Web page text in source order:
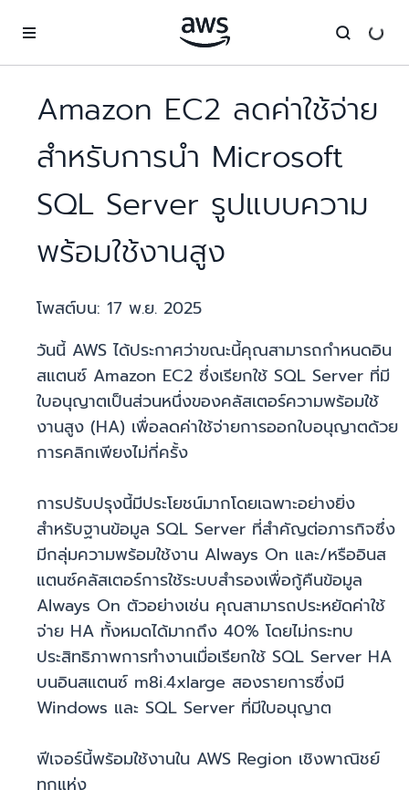
Amazon EC2 ลดค่าใช้จ่าย
สำหรับการนำ Microsoft
SQL Server รูปแบบความ
พร้อมใช้งานสูง
โพสต์บน: 17 พ.ย. 2025
วันนี้ AWS ได้ประกาศว่าขณะนี้คุณสามารถกำหนดอิน
สแตนซ์ Amazon EC2 ซึ่งเรียกใช้ SQL Server ที่มี
ใบอนุญาตเป็นส่วนหนึ่งของคลัสเตอร์ความพร้อมใช้
งานสูง (HA) เพื่อลดค่าใช้จ่ายการออกใบอนุญาตด้วย
การคลิกเพียงไม่กี่ครั้ง
การปรับปรุงนี้มีประโยชน์มากโดยเฉพาะอย่างยิ่ง
สำหรับฐานข้อมูล SQL Server ที่สำคัญต่อภารกิจซึ่ง
มีกลุ่มความพร้อมใช้งาน Always On และ/หรืออินส
แตนซ์คลัสเตอร์การใช้ระบบสำรองเพื่อกู้คืนข้อมูล
Always On ตัวอย่างเช่น คุณสามารถประหยัดค่าใช้
จ่าย HA ทั้งหมดได้มากถึง 40% โดยไม่กระทบ
ประสิทธิภาพการทำงานเมื่อเรียกใช้ SQL Server HA
บนอินสแตนซ์ m8i.4xlarge สองรายการซึ่งมี
Windows และ SQL Server ที่มีใบอนุญาต
ฟีเจอร์นี้พร้อมใช้งานใน AWS Region เชิงพาณิชย์
ทุกแห่ง